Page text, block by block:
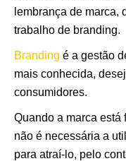
lembrança de marca,
trabalho de branding.
Branding é a gestão
mais conhecida,
consumidores.
Quando a marca está
não é necessária a
para atraí-lo, pelo